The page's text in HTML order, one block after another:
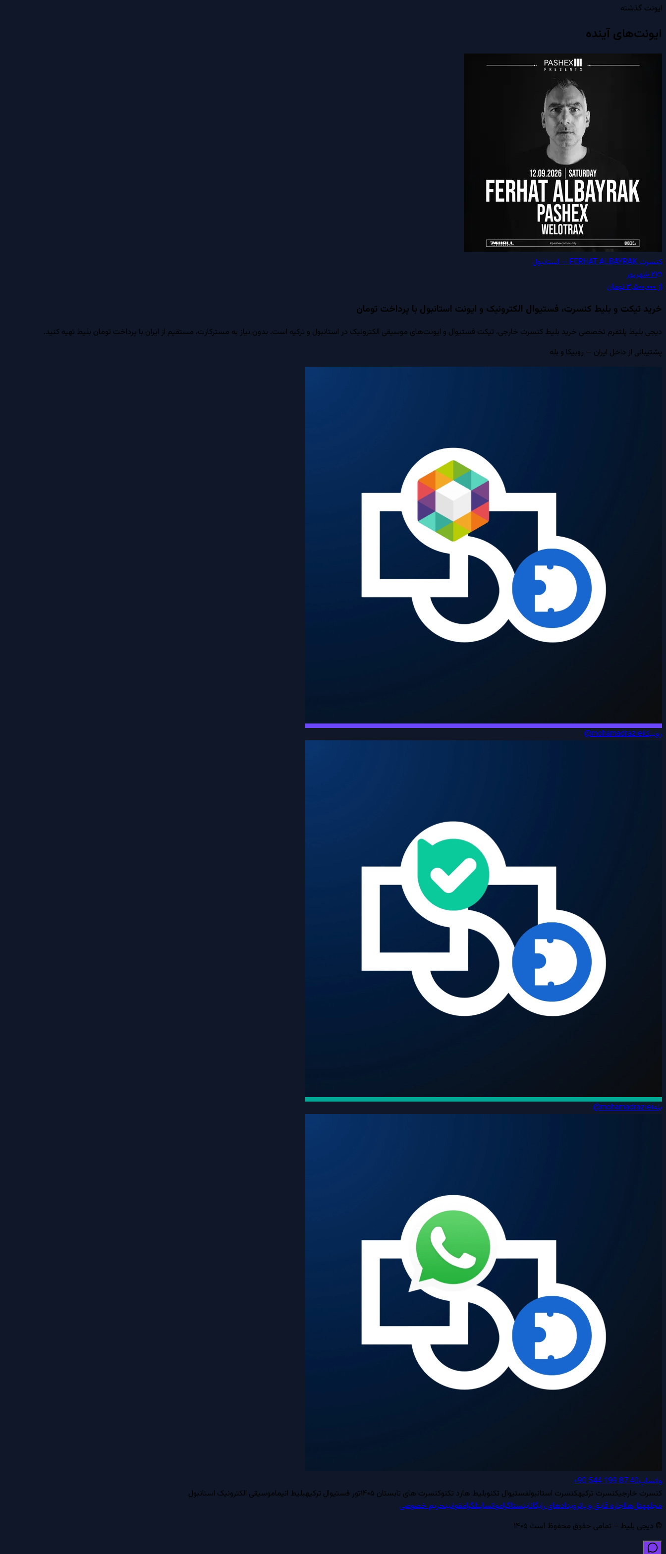
ایونت گذشته
ایونت‌های آینده
کنسرت FERHAT ALBAYRAK — استانبول
۲۱ شهریور
از۳٬۵۰۰٬۰۰۰تومان
خرید تیکت و بلیط کنسرت، فستیوال الکترونیک و ایونت استانبول با پرداخت تومان
دیجی بلیط پلتفرم تخصصی خرید بلیط کنسرت خارجی، تیکت فستیوال و ایونت‌های موسیقی الکترونیک در استانبول و ترکیه است. بدون نیاز به مسترکارت، مستقیم از ایران با پرداخت تومان بلیط تهیه کنید.
پشتیبانی از داخل ایران — روبیکا و بله
روبیکا@mohamadraziei
بله@mohamadraziei
واتساپ+90 544 199 87 40
کنسرت خارجیکنسرت ترکیهکنسرت استانبولفستیوال تکنوبلیط هارد تکنوکنسرت های تابستان ۱۴۰۵ تور فستیوال ترکیهبلیط انیماموسیقی الکترونیک استانبول
مجلههتل‌هااجاره قایق و یاترویدادهای رایگاناینستاگرامواتساپتلگرامقوانینحریم خصوصی
© دیجی بلیط – تمامی حقوق محفوظ است ۱۴۰۵